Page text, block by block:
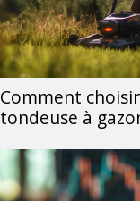
Comment
tondeuse à